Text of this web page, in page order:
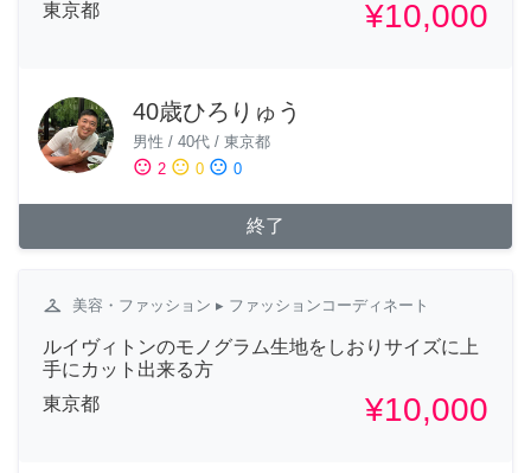
東京都
¥10,000
40歳ひろりゅう
男性 / 40代 / 東京都
sentiment_satisfied 2 sentiment_neutral 0 sentiment_dissatisfied 0
終了
checkroom 美容・ファッション ▸ ファッションコーディネート
ルイヴィトンのモノグラム生地をしおりサイズに上
手にカット出来る方
東京都
¥10,000